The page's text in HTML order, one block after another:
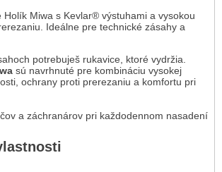
Holík Miwa s Kevlar® výstuhami a vysokou
Ideálne pre technické zásahy a
potrebuješ rukavice, ktoré vydržia.
sú navrhnuté pre kombináciu vysokej
ochrany proti prerezaniu a komfortu pri
a záchranárov pri každodennom nasadení